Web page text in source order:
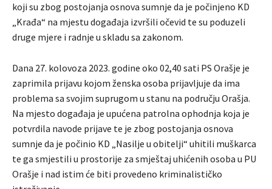
koji su zbog postojanja osnova sumnje da je počinjeno KD
„Krađa“ na mjestu događaja izvršili očevid te su poduzeli
druge mjere i radnje u skladu sa zakonom.
Dana 27. kolovoza 2023. godine oko 02,40 sati PS Orašje je
zaprimila prijavu kojom ženska osoba prijavljuje da ima
problema sa svojim suprugom u stanu na području Orašja.
Na mjesto događaja je upućena patrolna ophodnja koja je
potvrdila navode prijave te je zbog postojanja osnova
sumnje da je počinio KD „Nasilje u obitelji“ uhitili muškarca
te ga smjestili u prostorije za smještaj uhićenih osoba u PU
Orašje i nad istim će biti provedeno kriminalističko